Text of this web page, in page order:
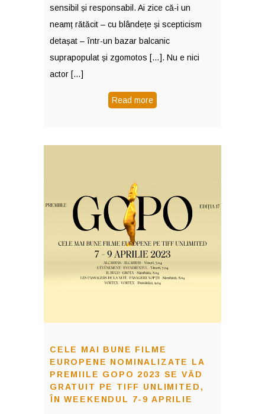
sensibil și responsabil. Ai zice că-i un
neamț rătăcit – cu blândețe și scepticism
detașat – într-un bazar balcanic
suprapopulat și zgomotos […]. Nu e nici
actor […]
Read more
CELE MAI BUNE FILME
EUROPENE NOMINALIZATE LA
PREMIILE GOPO 2023 SE VĂD
GRATUIT PE TIFF UNLIMITED,
ÎN WEEKENDUL 7-9 APRILIE